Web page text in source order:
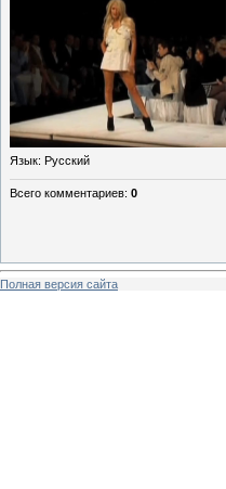
Язык: Русский
Всего комментариев: 0
Полная версия сайта